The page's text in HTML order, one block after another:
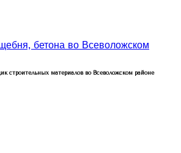
строительных материалов во Всеволожском районе